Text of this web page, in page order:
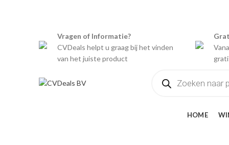
Vragen of Informatie?
CVDeals helpt u graag bij het vinden
van het juiste product
zoeken
HOME